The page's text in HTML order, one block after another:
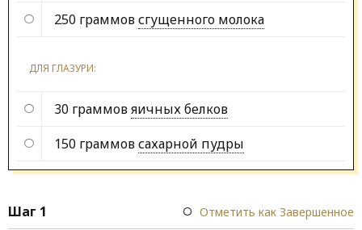
250 граммовсгущенного молока
ДЛЯ ГЛАЗУРИ:
30 граммовяичных белков
150 граммовсахарной пудры
Шаг 1 Отметить как Завершенное